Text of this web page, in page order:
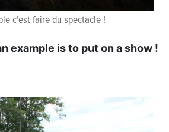
c'est faire du spectacle !
example is to put on a show !